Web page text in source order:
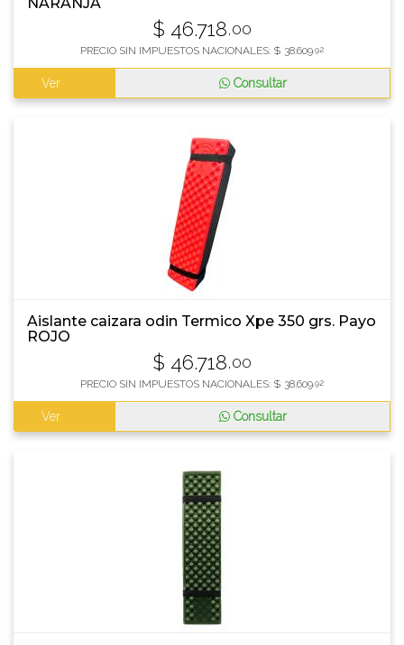
$ 46.718,00
PRECIO SIN IMPUESTOS NACIONALES: $ 38.609,92
Ver Consultar
Aislante caizara odin Termico Xpe 350 grs. Payo
ROJO
$ 46.718,00
PRECIO SIN IMPUESTOS NACIONALES: $ 38.609,92
Ver Consultar